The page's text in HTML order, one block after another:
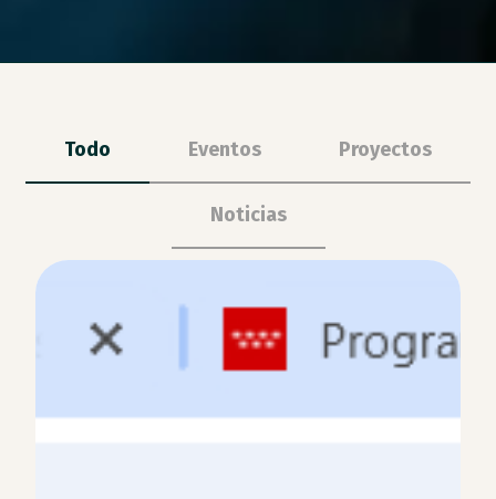
Todo Eventos Proyectos
Noticias